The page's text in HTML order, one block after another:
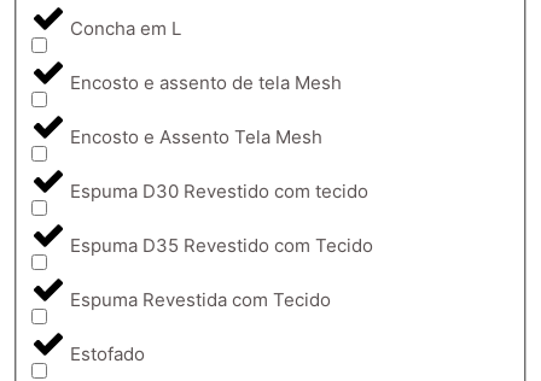
Concha em L
Encosto e assento de tela Mesh
Encosto e Assento Tela Mesh
Espuma D30 Revestido com tecido
Espuma D35 Revestido com Tecido
Espuma Revestida com Tecido
Estofado